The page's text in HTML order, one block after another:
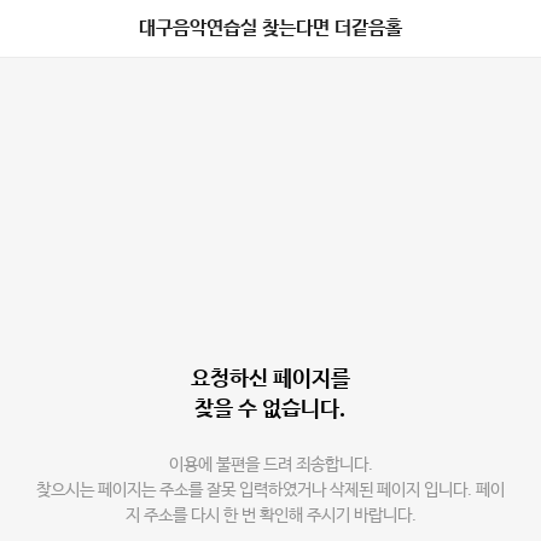
대구음악연습실 찾는다면 더같음홀
요청하신 페이지를
찾을 수 없습니다.
이용에 불편을 드려 죄송합니다.
찾으시는 페이지는 주소를 잘못 입력하였거나 삭제된 페이지 입니다. 페이
지 주소를 다시 한 번 확인해 주시기 바랍니다.